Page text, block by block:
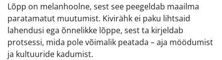
Lõpp on melanhoolne, sest see peegeldab maailma
paratamatut muutumist. Kivirähk ei paku lihtsaid
lahendusi ega õnnelikke lõppe, sest ta kirjeldab
protsessi, mida pole võimalik peatada – aja möödumist
ja kultuuride kadumist.